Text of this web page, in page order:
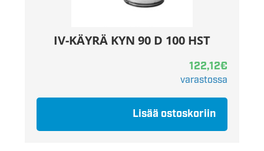
IV-KÄYRÄ KYN 90 D 100 HST
122,12€
varastossa
Lisää ostoskoriin